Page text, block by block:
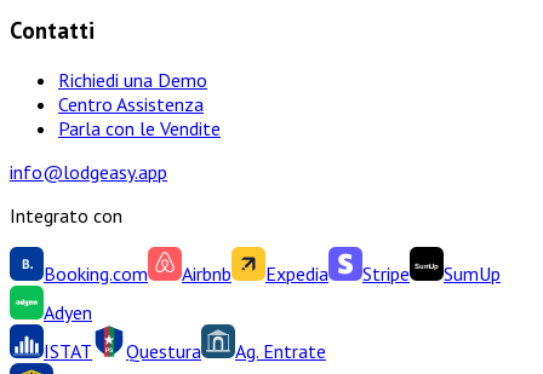
Contatti
Richiedi una Demo
Centro Assistenza
Parla con le Vendite
info@lodgeasy.app
Integrato con
Booking.com Airbnb Expedia Stripe
SumUp
Adyen
ISTAT
Questura Ag. Entrate